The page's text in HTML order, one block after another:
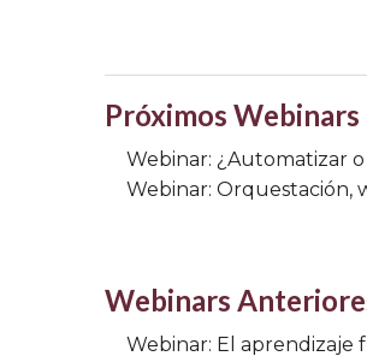
Próximos Webinars
Webinar: ¿Automatizar
Webinar: Orquestación,
Webinars
Webinar: El aprendizaje